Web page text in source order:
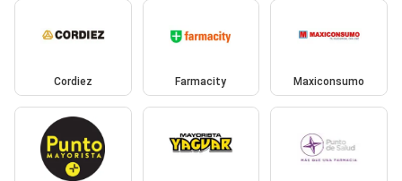
Cordiez Farmacity Maxiconsumo